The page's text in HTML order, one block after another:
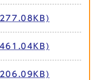
277.08KB)
461.04KB)
206.09KB)